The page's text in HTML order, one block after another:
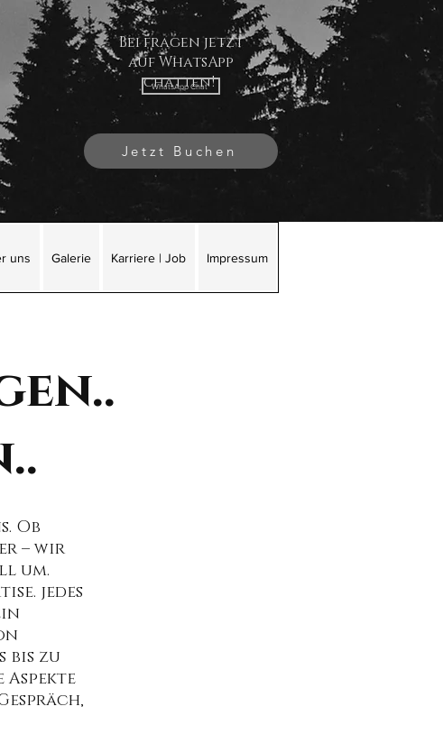
Bei fragen jetzt
auf WhatsApp
chatten!
WhatsApp Chat
Jetzt Buchen
uns Galerie Karriere | Job Impressum
Ob
– wir
um.
jedes
bis zu